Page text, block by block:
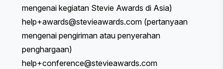
mengenai kegiatan Stevie Awards di Asia)
help+awards@stevieawards.com (pertanyaan
mengenai pengiriman atau penyerahan
penghargaan)
help+conference@stevieawards.com